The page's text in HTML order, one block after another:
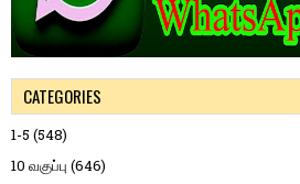
CATEGORIES
1-5 (548)
10 வகுப்பு (646)